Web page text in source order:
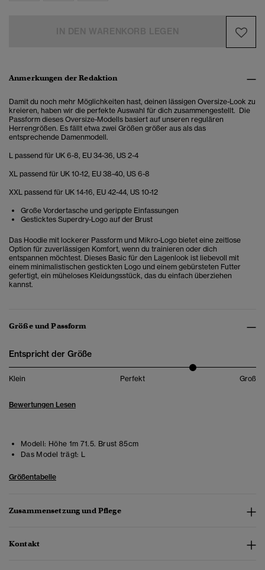
Anmerkungen der Redaktion
Damit du noch mehr Möglichkeiten hast, deinen lässigen Oversize-Look zu
kreieren, haben wir die perfekte Auswahl für dich zusammengestellt. Die
Passform dieses Oversize-Modells basiert auf unseren regulären
Herrengrößen. Es fällt etwa zwei Größen größer aus als das
entsprechende Damenmodell.
L passend für UK 6-8, EU 34-36, US 2-4
XL passend für UK 10-12, EU 38-40, US 6-8
XXL passend für UK 14-16, EU 42-44, US 10-12
Große Vordertasche und gerippte Einfassungen
Gesticktes Superdry-Logo auf der Brust
Das Hoodie mit lockerer Passform und Mikro-Logo bietet eine zeitlose
Option für zuverlässigen Komfort, wenn du trainieren oder dich
entspannen möchtest. Dieses Basic für den Lagenlook ist liebevoll mit
einem minimalistischen gestickten Logo und einem gebürsteten Futter
gefertigt, ein müheloses Kleidungsstück, das du einfach überziehen
kannst.
Größe und Passform
Entspricht der Größe
Klein Perfekt Groß
Bewertungen Lesen
Modell: Höhe 1m 71.5. Brust 85cm
Das Model trägt: L
Größentabelle
Zusammensetzung und Pflege
Kontakt